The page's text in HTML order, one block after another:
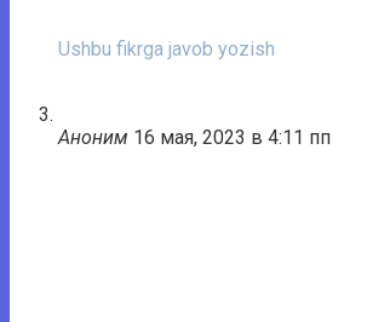
Ushbu fikrga javob yozish
Аноним 16 мая, 2023 в 4:11 пп